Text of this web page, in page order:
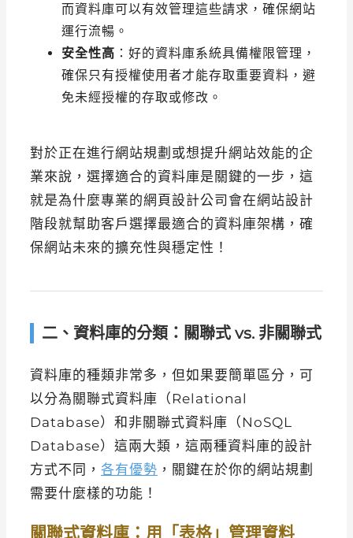
而資料庫可以有效管理這些請求，確保網站
運行流暢。
安全性高 ：好的資料庫系統具備權限管理，
確保只有授權使用者才能存取重要資料，避
免未經授權的存取或修改。
對於正在進行網站規劃或想提升網站效能的企
業來說，選擇適合的資料庫是關鍵的一步，這
就是為什麼專業的網頁設計公司會在網站設計
階段就幫助客戶選擇最適合的資料庫架構，確
保網站未來的擴充性與穩定性！
二、資料庫的分類：關聯式 vs. 非關聯式
資料庫的種類非常多，但如果要簡單區分，可
以分為關聯式資料庫（Relational
Database）和非關聯式資料庫（NoSQL
Database）這兩大類，這兩種資料庫的設計
方式不同， 各有優勢 ，關鍵在於你的網站規劃
需要什麼樣的功能！
關聯式資料庫：用「表格」管理資料